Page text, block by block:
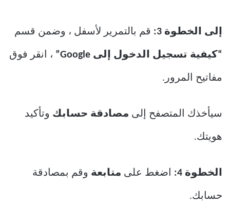
إلى الخطوة 3: قم بالتمرير لأسفل ، وضمن قسم
“كيفية تسجيل الدخول إلى Google” ، انقر فوق
مفاتيح المرور.
سيأخذك المتصفح إلى مصادقة حسابك وتأكيد
هويتك.
الخطوة 4: اضغط على متابعة وقم بمصادقة
حسابك.